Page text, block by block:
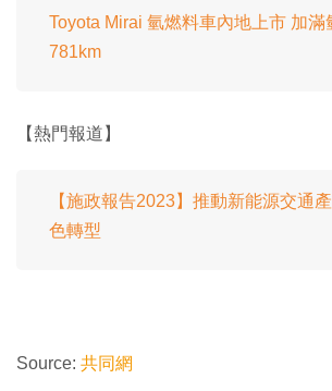
Toyota Mirai 氫燃料車內地上市 加滿
781km
【熱門報道】
【施政報告2023】推動新能源交通
色轉型
Source: 共同網